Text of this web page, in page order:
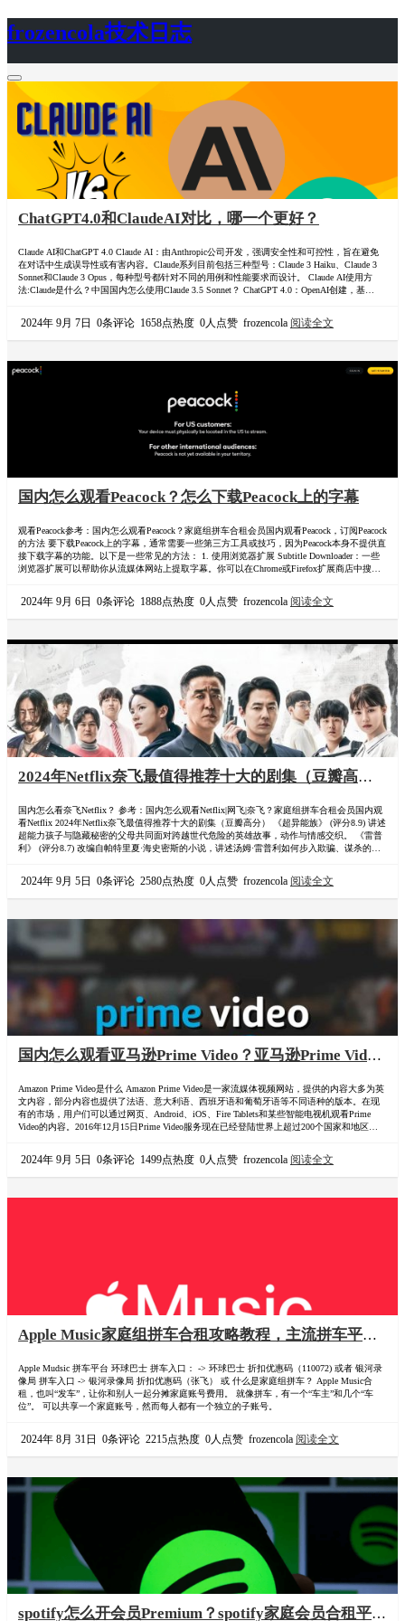
frozencola技术日志
首页
关于
ChatGPT4.0和ClaudeAI对比，哪一个更好？
Claude AI和ChatGPT 4.0 Claude AI：由Anthropic公司开发，强调安全性和可控性，旨在避免
在对话中生成误导性或有害内容。Claude系列目前包括三种型号：Claude 3 Haiku、Claude 3
Sonnet和Claude 3 Opus，每种型号都针对不同的用例和性能要求而设计。 Claude AI使用方
法:Claude是什么？中国国内怎么使用Claude 3.5 Sonnet？ ChatGPT 4.0：OpenAI创建，基于
2024年 9月 7日 0条评论 1658点热度 0人点赞 frozencola 阅读全文
国内怎么观看Peacock？怎么下载Peacock上的字幕
观看Peacock参考：国内怎么观看Peacock？家庭组拼车合租会员国内观看Peacock，订阅Peacock
的方法 要下载Peacock上的字幕，通常需要一些第三方工具或技巧，因为Peacock本身不提供直
接下载字幕的功能。以下是一些常见的方法： 1. 使用浏览器扩展 Subtitle Downloader：一些
浏览器扩展可以帮助你从流媒体网站上提取字幕。你可以在Chrome或Firefox扩展商店中搜索
2024年 9月 6日 0条评论 1888点热度 0人点赞 frozencola 阅读全文
2024年Netflix奈飞最值得推荐十大的剧集（豆瓣高
国内怎么看奈飞Netflix？ 参考：国内怎么观看Netflix|网飞|奈飞？家庭组拼车合租会员国内观
看Netflix 2024年Netflix奈飞最值得推荐十大的剧集（豆瓣高分） 《超异能族》 (评分8.9) 讲述
超能力孩子与隐藏秘密的父母共同面对跨越世代危险的英雄故事，动作与情感交织。 《雷普
利》 (评分8.7) 改编自帕特里夏·海史密斯的小说，讲述汤姆·雷普利如何步入欺骗、谋杀的复
2024年 9月 5日 0条评论 2580点热度 0人点赞 frozencola 阅读全文
国内怎么观看亚马逊Prime Video？亚马逊Prime Video
程
Amazon Prime Video是什么 Amazon Prime Video是一家流媒体视频网站，提供的内容大多为英
文内容，部分内容也提供了法语、意大利语、西班牙语和葡萄牙语等不同语种的版本。在现
有的市场，用户们可以通过网页、Android、iOS、Fire Tablets和某些智能电视机观看Prime
Video的内容。2016年12月15日Prime Video服务现在已经登陆世界上超过200个国家和地区。
2024年 9月 5日 0条评论 1499点热度 0人点赞 frozencola 阅读全文
Apple Music家庭组拼车合租攻略教程，主流拼车平台
Apple Mudsic 拼车平台 环球巴士 拼车入口： -> 环球巴士 折扣优惠码（110072) 或者 银河录
像局 拼车入口 -> 银河录像局 折扣优惠码（张飞） 或 什么是家庭组拼车？ Apple Music合
租，也叫“发车”，让你和别人一起分摊家庭账号费用。 就像拼车，有一个“车主”和几个“车
位”。 可以共享一个家庭账号，然而每人都有一个独立的子账号。
2024年 8月 31日 0条评论 2215点热度 0人点赞 frozencola 阅读全文
spotify怎么开会员Premium？spotify家庭会员合租平台